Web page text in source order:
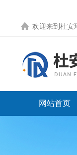
欢迎来到 杜安
网站首页